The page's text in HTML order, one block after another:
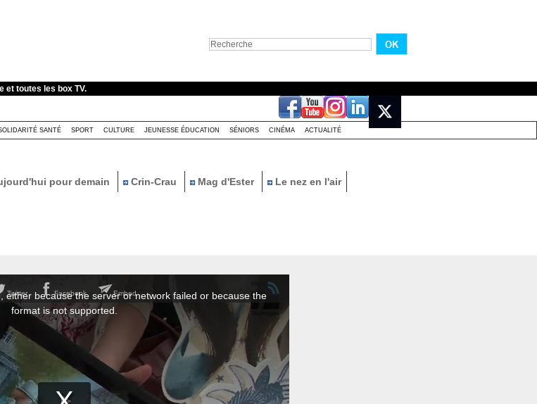
et toutes les box TV.
SANTÉ SPORT CULTURE JEUNESSE ÉDUCATION SÉNIORS CINÉMA ACTUALITÉ
pour demain Crin-Crau Mag d'Ester Le nez en l'air